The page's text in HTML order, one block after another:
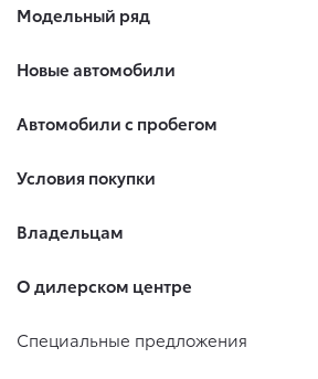
Модельный ряд
Новые автомобили
Автомобили с пробегом
Условия покупки
Владельцам
О дилерском центре
Специальные предложения